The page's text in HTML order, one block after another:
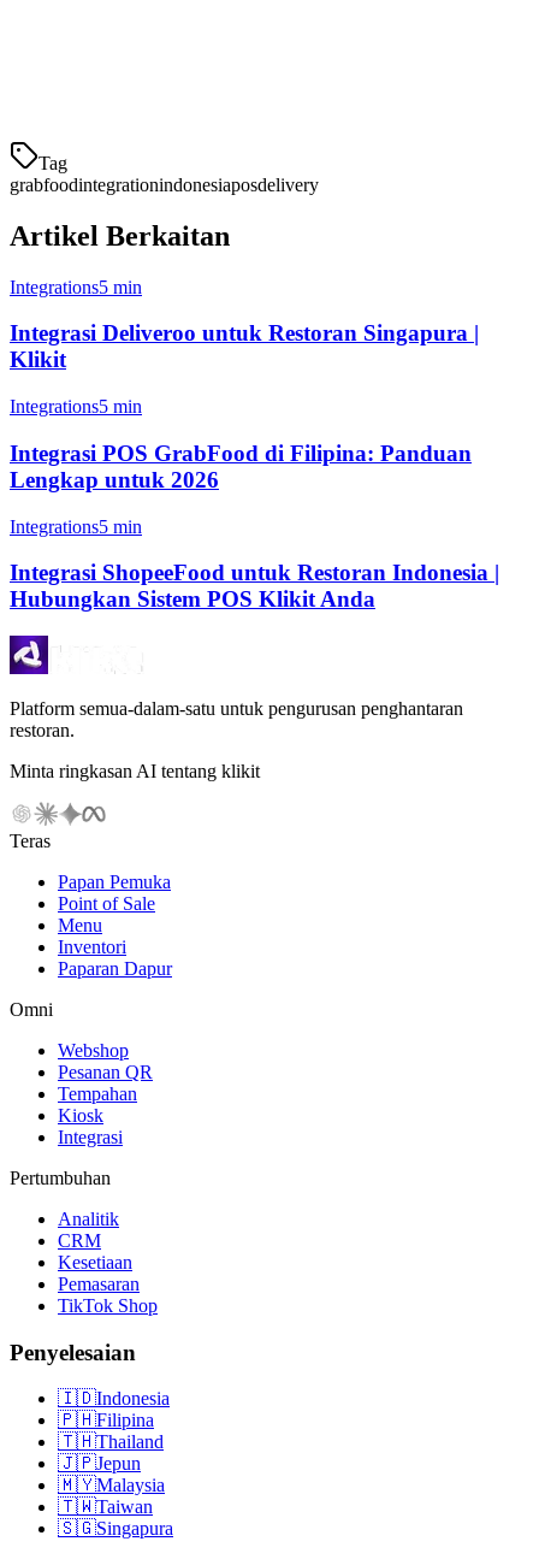
Tag
grabfoodintegrationindonesiaposdelivery
Artikel Berkaitan
Integrations5 min
Integrasi Deliveroo untuk Restoran Singapura |
Klikit
Integrations5 min
Integrasi POS GrabFood di Filipina: Panduan
Lengkap untuk 2026
Integrations5 min
Integrasi ShopeeFood untuk Restoran Indonesia |
Hubungkan Sistem POS Klikit Anda
Platform semua-dalam-satu untuk pengurusan penghantaran
restoran.
Minta ringkasan AI tentang klikit
Teras
Papan Pemuka
Point of Sale
Menu
Inventori
Paparan Dapur
Omni
Webshop
Pesanan QR
Tempahan
Kiosk
Integrasi
Pertumbuhan
Analitik
CRM
Kesetiaan
Pemasaran
TikTok Shop
Penyelesaian
🇮🇩Indonesia
🇵🇭Filipina
🇹🇭Thailand
🇯🇵Jepun
🇲🇾Malaysia
🇹🇼Taiwan
🇸🇬Singapura